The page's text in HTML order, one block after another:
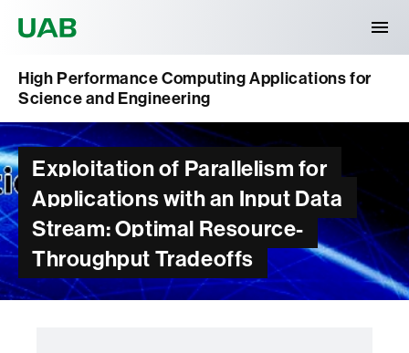
High Performance Computing Applications for
Science and Engineering
Exploitation of Parallelism for
Applications with an Input Data
Stream: Optimal Resource-
Throughput Tradeoffs